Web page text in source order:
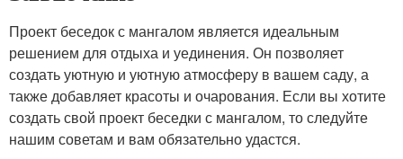
Проект беседок с мангалом является идеальным
решением для отдыха и уединения. Он позволяет
создать уютную и уютную атмосферу в вашем саду, а
также добавляет красоты и очарования. Если вы хотите
создать свой проект беседки с мангалом, то следуйте
нашим советам и вам обязательно удастся.